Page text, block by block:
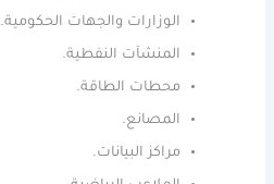
الوزارات والجهات الحكومية.
المنشآت النفطية.
محطات الطاقة.
المصانع.
مراكز البيانات.